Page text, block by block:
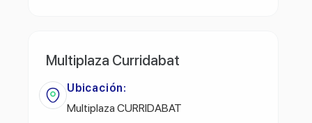
Multiplaza Curridabat
Ubicación:
Multiplaza CURRIDABAT